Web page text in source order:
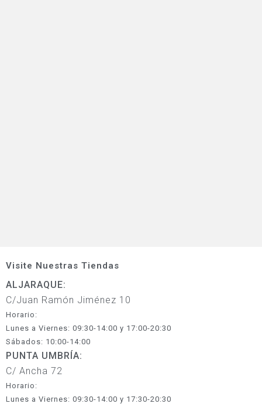
Visite Nuestras Tiendas
ALJARAQUE:
C/Juan Ramón Jiménez 10
Horario:
Lunes a Viernes: 09:30-14:00 y 17:00-20:30
Sábados: 10:00-14:00
PUNTA UMBRÍA:
C/ Ancha 72
Horario:
Lunes a Viernes: 09:30-14:00 y 17:30-20:30